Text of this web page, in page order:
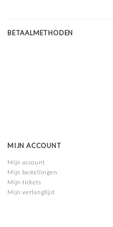
BETAALMETHODEN
MIJN ACCOUNT
Mijn account
Mijn bestellingen
Mijn tickets
Mijn verlanglijst